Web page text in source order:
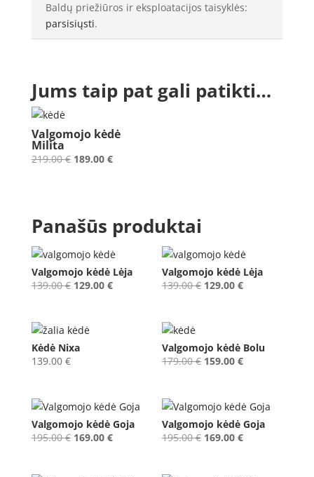
Baldų priežiūros ir eksploatacijos taisyklės:
parsisiųsti.
Jums taip pat gali patikti…
Valgomojo kėdė
Milita
219.00€ Original
189.00 €Current
Panašūs produktai
Valgomojo kėdė Lėja
139.00€ Original
139.00 €.
129.00 €Current
Valgomojo kėdė Lėja
139.00€ Original
129.00€Current
Kėdė Nixa
139.00 €
Valgomojo kėdė Bolu
179.00€ Original
179.00 €.
159.00€Current
159.00 €.
Valgomojo kėdė Goja
195.00€ Original
169.00 €Current
Valgomojo kėdė Goja
195.00€ Original
169.00€Current